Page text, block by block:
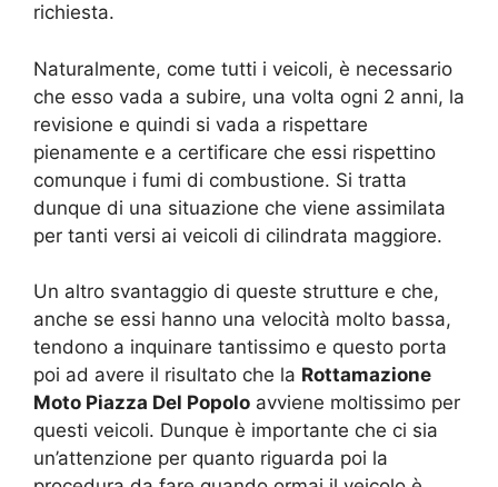
richiesta.
Naturalmente, come tutti i veicoli, è necessario
che esso vada a subire, una volta ogni 2 anni, la
revisione e quindi si vada a rispettare
pienamente e a certificare che essi rispettino
comunque i fumi di combustione. Si tratta
dunque di una situazione che viene assimilata
per tanti versi ai veicoli di cilindrata maggiore.
Un altro svantaggio di queste strutture e che,
anche se essi hanno una velocità molto bassa,
tendono a inquinare tantissimo e questo porta
poi ad avere il risultato che la Rottamazione
Moto Piazza Del Popolo avviene moltissimo per
questi veicoli. Dunque è importante che ci sia
un’attenzione per quanto riguarda poi la